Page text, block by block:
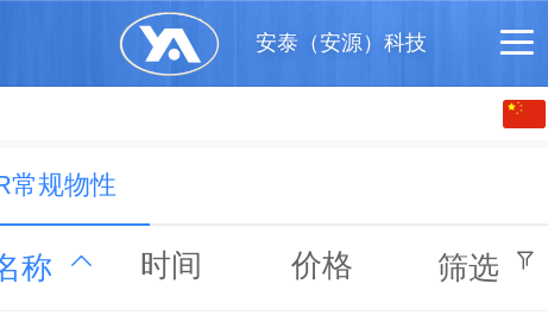
安泰（安源）科技
常规物性
称 时间 价格 筛选